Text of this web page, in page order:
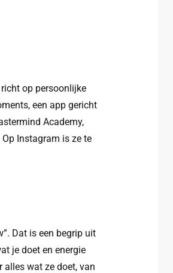
op persoonlijke
een app gericht
Academy,
Instagram is ze te
Dat is een begrip uit
je doet en energie
alles wat ze doet, van